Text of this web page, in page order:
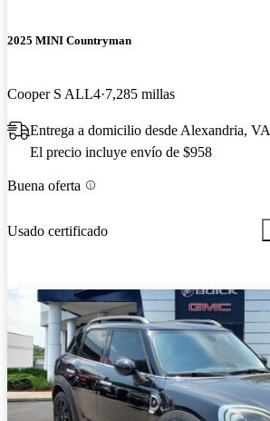
2025 MINI Countryman
Cooper S ALL4 7,285 millas
Entrega a domicilio desde Alexandria, VA
El precio incluye envío de $958
Buena oferta
Usado certificado